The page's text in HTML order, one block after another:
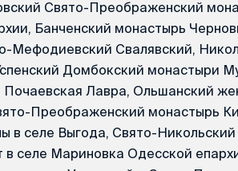
Свято-Преображенский
Банченский монастырь
Мефодиевский Свалявский,
Домбокский монастыри
Почаевская Лавра, Ольшанский
Преображенский монастырь
в селе Выгода, Свято-
в селе Мариновка Одесской